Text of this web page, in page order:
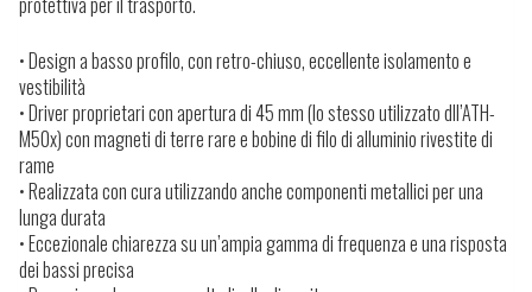
• Design a basso profilo, con retro-chiuso, eccellente isolamento e
vestibilità
• Driver proprietari con apertura di 45 mm (lo stesso utilizzato dll’ATH-
M50x) con magneti di terre rare e bobine di filo di alluminio rivestite di
rame
• Realizzata con cura utilizzando anche componenti metallici per una
lunga durata
• Eccezionale chiarezza su un’ampia gamma di frequenza e una risposta
dei bassi precisa